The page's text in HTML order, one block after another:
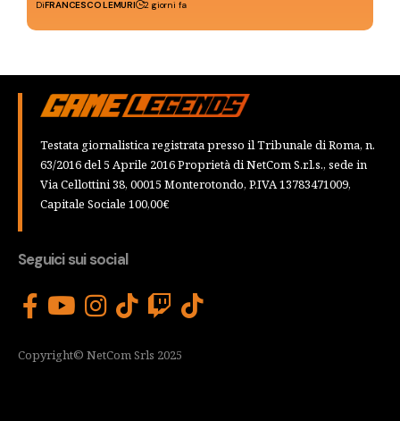
DiFRANCESCO LEMURI 2 giorni fa
Testata giornalistica registrata presso il Tribunale di Roma, n.
63/2016 del 5 Aprile 2016 Proprietà di NetCom S.r.l.s., sede in
Via Cellottini 38, 00015 Monterotondo, P.IVA 13783471009,
Capitale Sociale 100,00€
Seguici sui social
Copyright© NetCom Srls 2025